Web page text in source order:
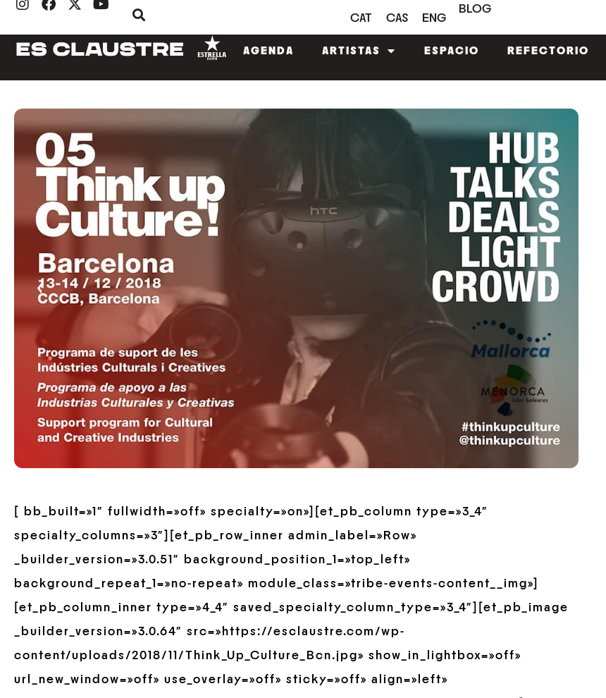
CAT CAS ENG
BLOG
AGENDA ARTISTAS ESPACIO REFECTORIO
‹ ›
[ bb_built=»1″ fullwidth=»off» specialty=»on»][et_pb_column type=»3_4″
specialty_columns=»3″][et_pb_row_inner admin_label=»Row»
_builder_version=»3.0.51″ background_position_1=»top_left»
background_repeat_1=»no-repeat» module_class=»tribe-events-content__img»]
[et_pb_column_inner type=»4_4″ saved_specialty_column_type=»3_4″][et_pb_image
_builder_version=»3.0.64″ src=»https://esclaustre.com/wp-
content/uploads/2018/11/Think_Up_Culture_Bcn.jpg» show_in_lightbox=»off»
url_new_window=»off» use_overlay=»off» sticky=»off» align=»left»